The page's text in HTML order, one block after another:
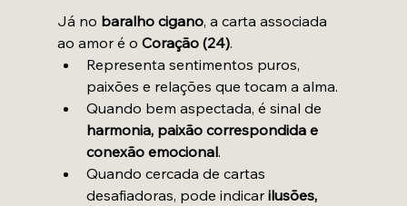
Já no baralho cigano, a carta associada
ao amor é o Coração (24).
Representa sentimentos puros,
paixões e relações que tocam a alma.
Quando bem aspectada, é sinal de
harmonia, paixão correspondida e
conexão emocional.
Quando cercada de cartas
desafiadoras, pode indicar ilusões,